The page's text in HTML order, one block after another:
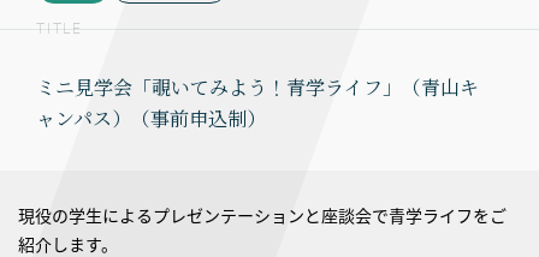
TITLE
ミニ見学会「覗いてみよう！青学ライフ」（青山キ
ャンパス）（事前申込制）
現役の学生によるプレゼンテーションと座談会で青学ライフをご
紹介します。